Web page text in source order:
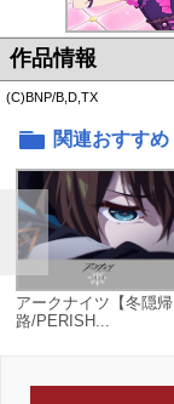
作品情報
(C)BNP/B,D,TX
関連おすすめ
アークナイツ【冬隠帰
路/PERISH...